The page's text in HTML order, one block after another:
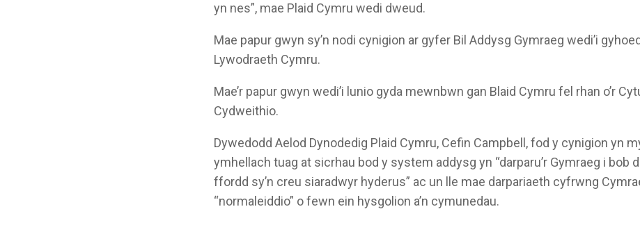
yn nes”, mae Plaid Cymru wedi dweud.
Mae papur gwyn sy’n nodi cynigion ar gyfer Bil Addysg Gymraeg wedi’i
Lywodraeth Cymru.
Mae’r papur gwyn wedi’i lunio gyda mewnbwn gan Blaid Cymru fel rhan o’r
Cydweithio.
Dywedodd Aelod Dynodedig Plaid Cymru, Cefin Campbell, fod y cynigion yn
ymhellach tuag at sicrhau bod y system addysg yn “darparu’r Gymraeg i bob
ffordd sy’n creu siaradwyr hyderus” ac un lle mae darpariaeth cyfrwng
“normaleiddio” o fewn ein hysgolion a’n cymunedau.